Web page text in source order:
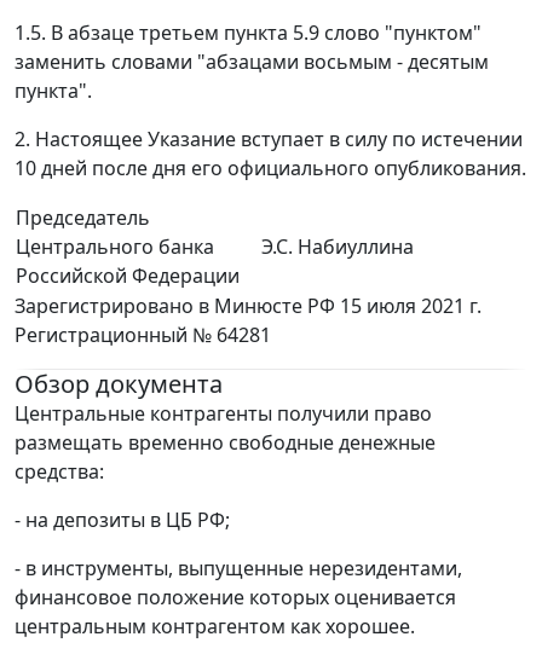
1.5. В абзаце третьем пункта 5.9 слово "пунктом"
заменить словами "абзацами восьмым - десятым
пункта".
2. Настоящее Указание вступает в силу по истечении
10 дней после дня его официального опубликования.
Председатель
Центрального банка
Российской Федерации
Э.С. Набиуллина
Зарегистрировано в Минюсте РФ 15 июля 2021 г.
Регистрационный № 64281
Обзор документа
Центральные контрагенты получили право
размещать временно свободные денежные
средства:
- на депозиты в ЦБ РФ;
- в инструменты, выпущенные нерезидентами,
финансовое положение которых оценивается
центральным контрагентом как хорошее.